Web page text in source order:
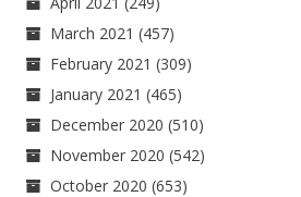
March 2021 (457)
February 2021 (309)
January 2021 (465)
December 2020 (510)
November 2020 (542)
October 2020 (653)